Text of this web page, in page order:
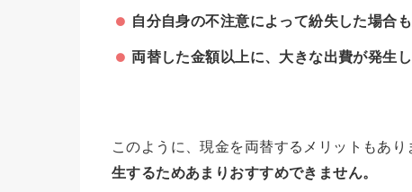
自分自身の不注意によって紛失した場合も
両替した金額以上に、大きな出費が発生
このように、現金を両替するメリットもあり
生するためあまりおすすめできません。